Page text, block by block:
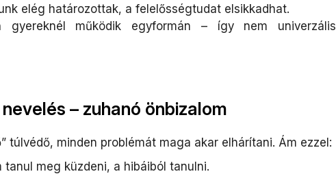
elég határozottak, a felelősségtudat elsikkadhat.
gyereknél működik egyformán – így nem univerzális
– zuhanó önbizalom
túlvédő, minden problémát maga akar elhárítani. Ám ezzel:
tanul meg küzdeni, a hibáiból tanulni.